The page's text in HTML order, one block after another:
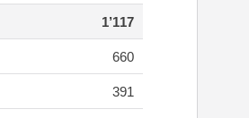
1’117
660
391